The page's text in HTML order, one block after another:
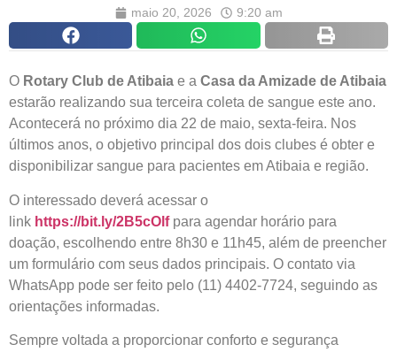
maio 20, 2026
9:20 am
O Rotary Club de Atibaia e a Casa da Amizade de Atibaia
estarão realizando sua terceira coleta de sangue este ano.
Acontecerá no próximo dia 22 de maio, sexta-feira. Nos
últimos anos, o objetivo principal dos dois clubes é obter e
disponibilizar sangue para pacientes em Atibaia e região.
O interessado deverá acessar o
link https://bit.ly/2B5cOlfpara agendar horário para
doação, escolhendo entre 8h30 e 11h45, além de preencher
um formulário com seus dados principais. O contato via
WhatsApp pode ser feito pelo (11) 4402-7724, seguindo as
orientações informadas.
Sempre voltada a proporcionar conforto e segurança